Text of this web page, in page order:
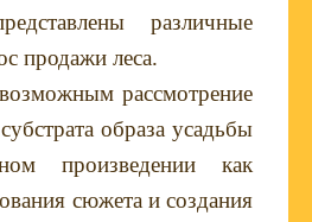
различные
продажи леса.
рассмотрение
образа усадьбы
произведении как
сюжета и создания